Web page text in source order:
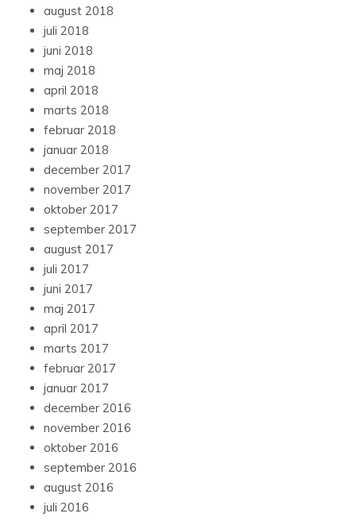
august 2018
juli 2018
juni 2018
maj 2018
april 2018
marts 2018
februar 2018
januar 2018
december 2017
november 2017
oktober 2017
september 2017
august 2017
juli 2017
juni 2017
maj 2017
april 2017
marts 2017
februar 2017
januar 2017
december 2016
november 2016
oktober 2016
september 2016
august 2016
juli 2016